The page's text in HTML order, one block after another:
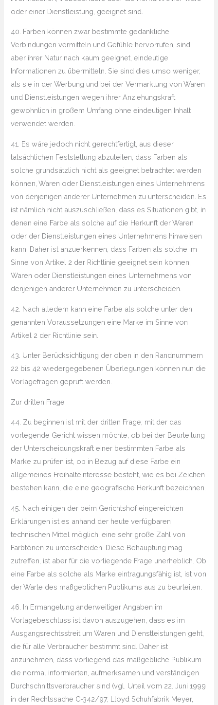
oder einer Dienstleistung, geeignet sind.
40. Farben können zwar bestimmte gedankliche
Verbindungen vermitteln und Gefühle hervorrufen, sind
aber ihrer Natur nach kaum geeignet, eindeutige
Informationen zu übermitteln. Sie sind dies umso weniger,
als sie in der Werbung und bei der Vermarktung von Waren
und Dienstleistungen wegen ihrer Anziehungskraft
gewöhnlich in großem Umfang ohne eindeutigen Inhalt
verwendet werden.
41. Es wäre jedoch nicht gerechtfertigt, aus dieser
tatsächlichen Feststellung abzuleiten, dass Farben als
solche grundsätzlich nicht als geeignet betrachtet werden
können, Waren oder Dienstleistungen eines Unternehmens
von denjenigen anderer Unternehmen zu unterscheiden. Es
ist nämlich nicht auszuschließen, dass es Situationen gibt, in
denen eine Farbe als solche auf die Herkunft der Waren
oder der Dienstleistungen eines Unternehmens hinweisen
kann. Daher ist anzuerkennen, dass Farben als solche im
Sinne von Artikel 2 der Richtlinie geeignet sein können,
Waren oder Dienstleistungen eines Unternehmens von
denjenigen anderer Unternehmen zu unterscheiden.
42. Nach alledem kann eine Farbe als solche unter den
genannten Voraussetzungen eine Marke im Sinne von
Artikel 2 der Richtlinie sein.
43. Unter Berücksichtigung der oben in den Randnummern
22 bis 42 wiedergegebenen Überlegungen können nun die
Vorlagefragen geprüft werden.
Zur dritten Frage
44. Zu beginnen ist mit der dritten Frage, mit der das
vorlegende Gericht wissen möchte, ob bei der Beurteilung
der Unterscheidungskraft einer bestimmten Farbe als
Marke zu prüfen ist, ob in Bezug auf diese Farbe ein
allgemeines Freihalteinteresse besteht, wie es bei Zeichen
bestehen kann, die eine geografische Herkunft bezeichnen.
45. Nach einigen der beim Gerichtshof eingereichten
Erklärungen ist es anhand der heute verfügbaren
technischen Mittel möglich, eine sehr große Zahl von
Farbtönen zu unterscheiden. Diese Behauptung mag
zutreffen, ist aber für die vorliegende Frage unerheblich. Ob
eine Farbe als solche als Marke eintragungsfähig ist, ist von
der Warte des maßgeblichen Publikums aus zu beurteilen.
46. In Ermangelung anderweitiger Angaben im
Vorlagebeschluss ist davon auszugehen, dass es im
Ausgangsrechtsstreit um Waren und Dienstleistungen geht,
die für alle Verbraucher bestimmt sind. Daher ist
anzunehmen, dass vorliegend das maßgebliche Publikum
die normal informierten, aufmerksamen und verständigen
Durchschnittsverbraucher sind (vgl. Urteil vom 22. Juni 1999
in der Rechtssache C-342/97, Lloyd Schuhfabrik Meyer,